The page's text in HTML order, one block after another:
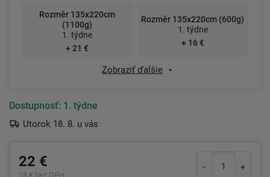
Rozměr 135x220cm
(1100g)
1. týdne
+ 21 €
Rozměr 135x220cm (600g)
1. týdne
+ 16 €
Zobraziť ďalšie
Dostupnosť: 1. týdne
Utorok 18. 8. u vás
22 €
18 € bez DPH